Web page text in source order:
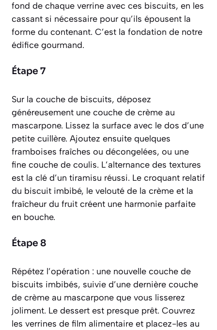
fond de chaque verrine avec ces biscuits, en les
cassant si nécessaire pour qu’ils épousent la
forme du contenant. C’est la fondation de notre
édifice gourmand.
Étape 7
Sur la couche de biscuits, déposez
généreusement une couche de crème au
mascarpone. Lissez la surface avec le dos d’une
petite cuillère. Ajoutez ensuite quelques
framboises fraîches ou décongelées, ou une
fine couche de coulis. L’alternance des textures
est la clé d’un tiramisu réussi. Le croquant relatif
du biscuit imbibé, le velouté de la crème et la
fraîcheur du fruit créent une harmonie parfaite
en bouche.
Étape 8
Répétez l’opération : une nouvelle couche de
biscuits imbibés, suivie d’une dernière couche
de crème au mascarpone que vous lisserez
joliment. Le dessert est presque prêt. Couvrez
les verrines de film alimentaire et placez-les au